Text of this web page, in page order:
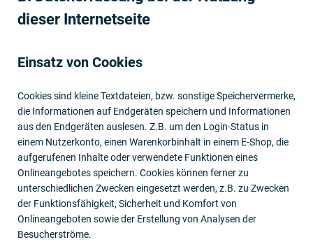
dieser Internet­seite
Einsatz von Cookies
Cookies sind kleine Textdateien, bzw. sonstige Speichervermerke,
die Informationen auf Endgeräten speichern und Informationen
aus den Endgeräten auslesen. Z.B. um den Login-Status in
einem Nutzerkonto, einen Warenkorbinhalt in einem E-Shop, die
aufgerufenen Inhalte oder verwendete Funktionen eines
Onlineangebotes speichern. Cookies können ferner zu
unterschiedlichen Zwecken eingesetzt werden, z.B. zu Zwecken
der Funktionsfähigkeit, Sicherheit und Komfort von
Onlineangeboten sowie der Erstellung von Analysen der
Besucherströme.